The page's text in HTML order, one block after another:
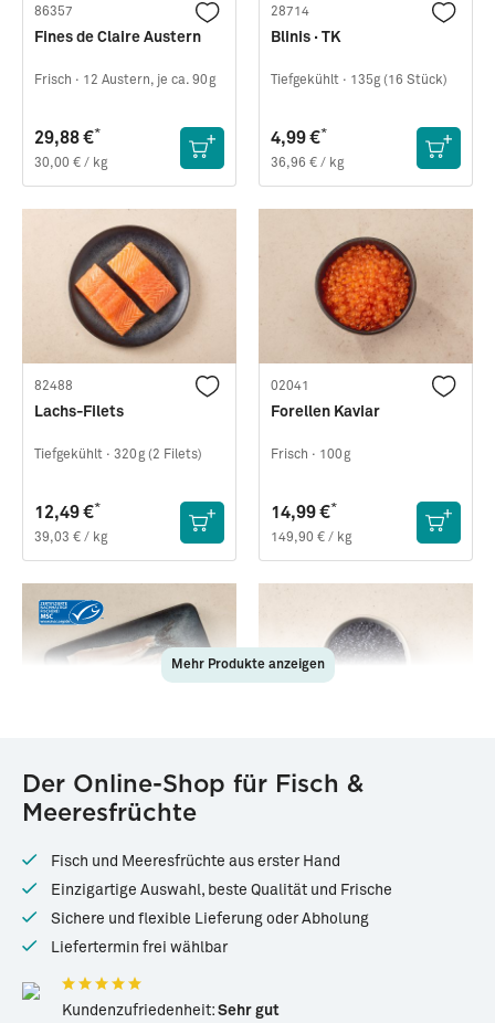
86357
Fines de Claire Austern
Frisch · 12 Austern, je ca. 90g
29,88 €*
30,00 € / kg
28714
Blinis · TK
Tiefgekühlt · 135g (16 Stück)
4,99 €*
36,96 € / kg
82488
Lachs-Filets
Tiefgekühlt · 320g (2 Filets)
12,49 €*
39,03 € / kg
02041
Forellen Kaviar
Frisch · 100g
14,99 €*
149,90 € / kg
Frisch filetierter Matjes
(Neufang 2026)
10,99 €
28,18 € / kg
Belugart Algen-Kaviar
3,49 €
34,90 € / kg
Mehr Produkte anzeigen
Der Online-Shop für Fisch &
Meeresfrüchte
Fisch und Meeresfrüchte aus erster Hand
Einzigartige Auswahl, beste Qualität und Frische
Sichere und flexible Lieferung oder Abholung
Liefertermin frei wählbar
Kundenzufriedenheit: Sehr gut